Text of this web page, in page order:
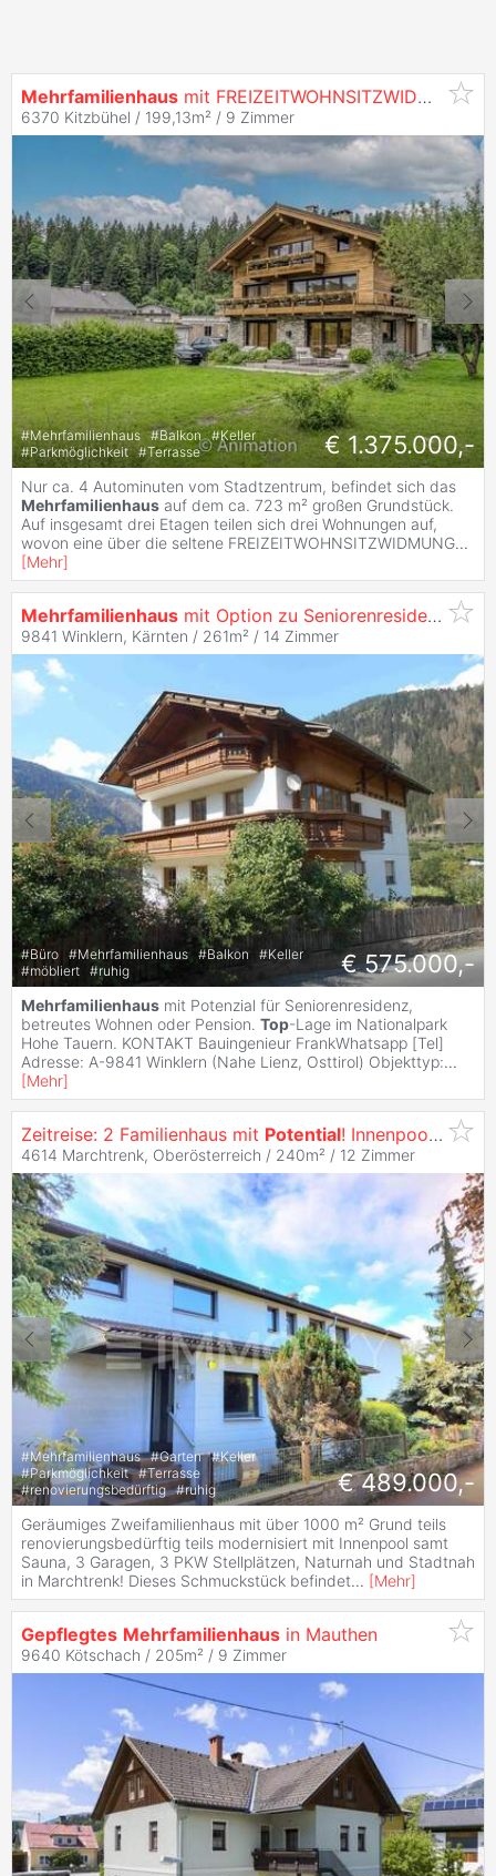
Mehrfamilienhaus mit FREIZEITWOHNSITZWIDMUNG
6370 Kitzbühel / 199,13m² / 9 Zimmer
#Mehrfamilienhaus #Balkon #Keller
#Parkmöglichkeit #Terrasse € 1.375.000,-
Nur ca. 4 Autominuten vom Stadtzentrum, befindet sich das
Mehrfamilienhaus auf dem ca. 723 m² großen Grundstück.
Auf insgesamt drei Etagen teilen sich drei Wohnungen auf,
wovon eine über die seltene FREIZEITWOHNSITZWIDMUNG...
[Mehr]
Mehrfamilienhaus mit Option zu Seniorenresidenz oder Pension, Investition mit Zukunftsperspektive.
9841 Winklern, Kärnten / 261m² / 14 Zimmer
#Büro #Mehrfamilienhaus #Balkon #Keller
#möbliert #ruhig € 575.000,-
Mehrfamilienhaus mit Potenzial für Seniorenresidenz,
betreutes Wohnen oder Pension. Top-Lage im Nationalpark
Hohe Tauern. KONTAKT Bauingenieur FrankWhatsapp [Tel]
Adresse: A-9841 Winklern (Nahe Lienz, Osttirol) Objekttyp:...
[Mehr]
Zeitreise: 2 Familienhaus mit Potential! Innenpool, Sauna ,3 Garagen!!
4614 Marchtrenk, Oberösterreich / 240m² / 12 Zimmer
#Mehrfamilienhaus #Garten #Keller
#Parkmöglichkeit #Terrasse
#renovierungsbedürftig #ruhig € 489.000,-
Geräumiges Zweifamilienhaus mit über 1000 m² Grund teils
renovierungsbedürftig teils modernisiert mit Innenpool samt
Sauna, 3 Garagen, 3 PKW Stellplätzen, Naturnah und Stadtnah
in Marchtrenk! Dieses Schmuckstück befindet... [Mehr]
Gepflegtes Mehrfamilienhaus in Mauthen
9640 Kötschach / 205m² / 9 Zimmer